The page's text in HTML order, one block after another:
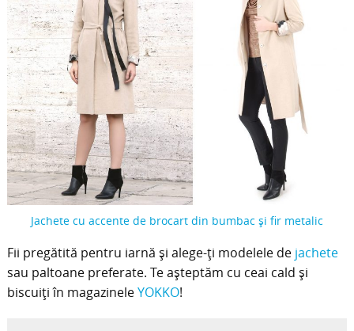
Jachete cu accente de brocart din bumbac și fir metalic
Fii pregătită pentru iarnă și alege-ți modelele de jachete
sau paltoane preferate. Te așteptăm cu ceai cald și
biscuiți în magazineleYOKKO!